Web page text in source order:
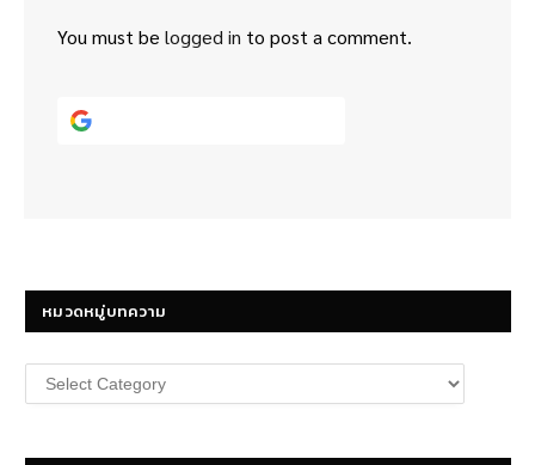
You must be logged in to post a comment.
หมวดหมู่บทความ
หมวด
หมู่